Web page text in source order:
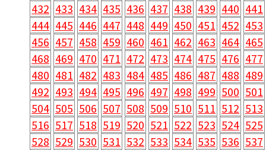
432 433 434 435 436 437 438 439 440 441
444 445 446 447 448 449 450 451 452 453
456 457 458 459 460 461 462 463 464 465
468 469 470 471 472 473 474 475 476 477
480 481 482 483 484 485 486 487 488 489
492 493 494 495 496 497 498 499 500 501
504 505 506 507 508 509 510 511 512 513
516 517 518 519 520 521 522 523 524 525
528 529 530 531 532 533 534 535 536 537